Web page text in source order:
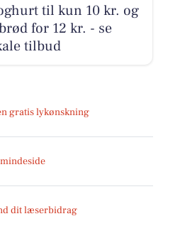
til kun 10 kr. og
for 12 kr. - se
tilbud
gratis lykønskning
dit læserbidrag